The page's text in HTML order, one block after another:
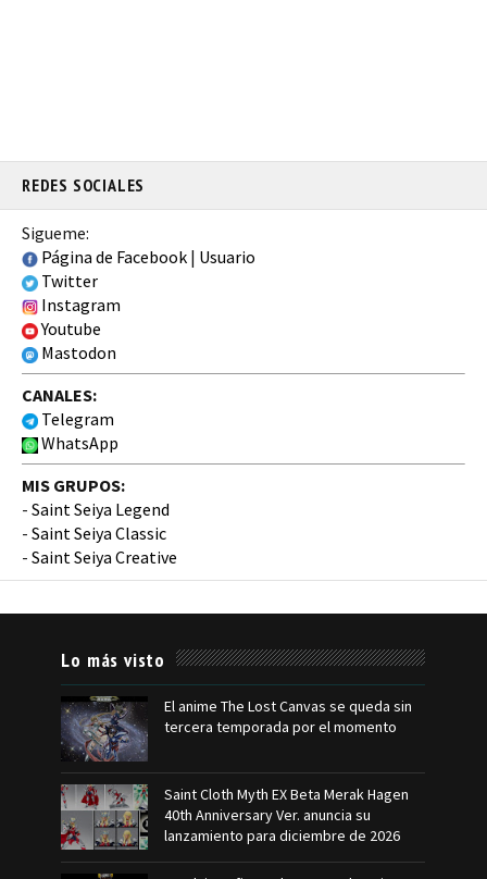
REDES SOCIALES
Sigueme:
Página de Facebook | Usuario
Twitter
Instagram
Youtube
Mastodon
CANALES:
Telegram
WhatsApp
MIS GRUPOS:
- Saint Seiya Legend
- Saint Seiya Classic
- Saint Seiya Creative
Lo más visto
El anime The Lost Canvas se queda sin
tercera temporada por el momento
Saint Cloth Myth EX Beta Merak Hagen
40th Anniversary Ver. anuncia su
lanzamiento para diciembre de 2026